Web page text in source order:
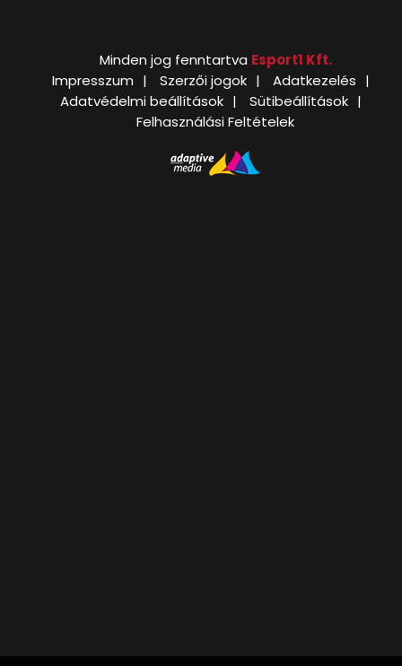
Minden jog fenntartva Esport1 Kft.
Impresszum
Szerzői jogok
Adatkezelés
Adatvédelmi beállítások
Sütibeállítások
Felhasználási Feltételek